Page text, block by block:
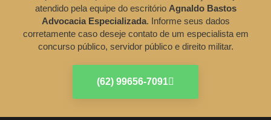
atendido pela equipe do escritório Agnaldo Bastos
Advocacia Especializada. Informe seus dados
corretamente caso deseje contato de um especialista em
concurso público, servidor público e direito militar.
(62) 99656-7091